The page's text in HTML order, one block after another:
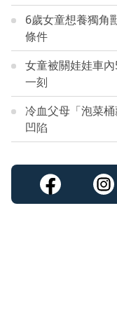
6歲女童想養獨
條件
女童被關娃娃車
一刻
冷血父母「泡菜
凹陷